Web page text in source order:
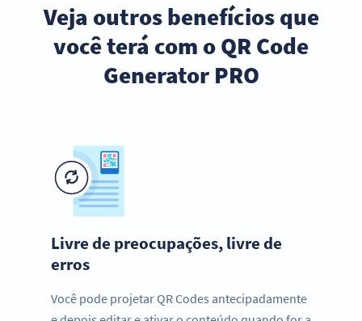
Veja outros benefícios que
você terá com o QR Code
Generator PRO
Livre de preocupações, livre de
erros
Você pode projetar QR Codes antecipadamente